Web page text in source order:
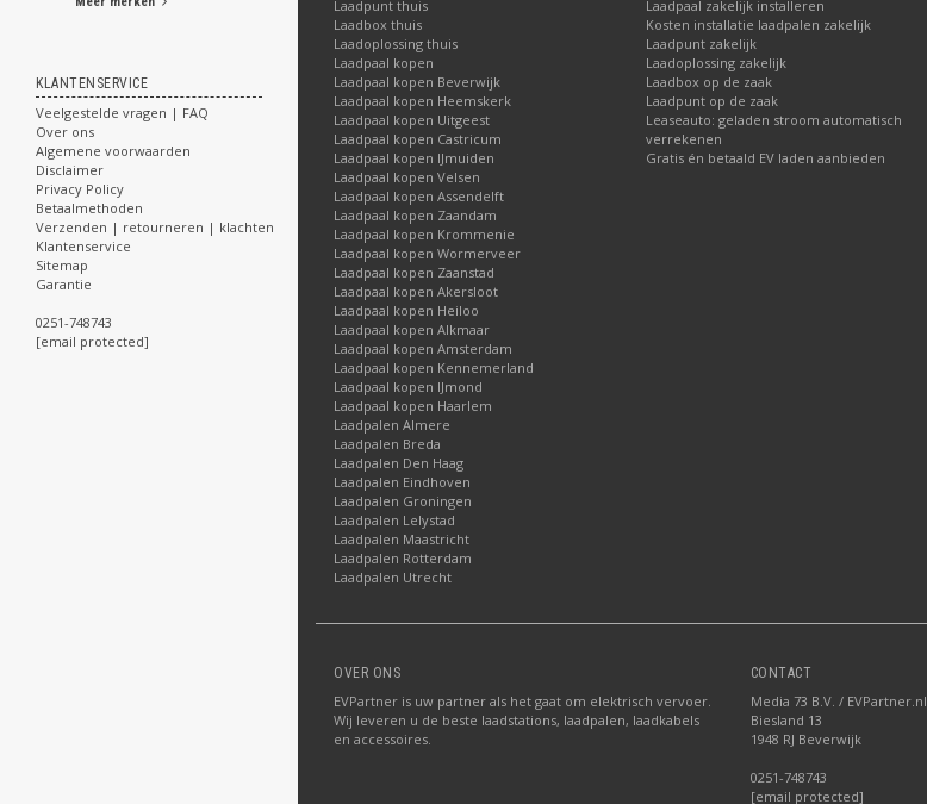
KLANTENSERVICE
Veelgestelde vragen | FAQ
Over ons
Algemene voorwaarden
Disclaimer
Privacy Policy
Betaalmethoden
Verzenden | retourneren | klachten
Klantenservice
Sitemap
Garantie
0251-748743
[email protected]
Laadpunt thuis
Laadbox thuis
Laadoplossing thuis
Laadpaal kopen
Laadpaal kopen Beverwijk
Laadpaal kopen Heemskerk
Laadpaal kopen Uitgeest
Laadpaal kopen Castricum
Laadpaal kopen IJmuiden
Laadpaal kopen Velsen
Laadpaal kopen Assendelft
Laadpaal kopen Zaandam
Laadpaal kopen Krommenie
Laadpaal kopen Wormerveer
Laadpaal kopen Zaanstad
Laadpaal kopen Akersloot
Laadpaal kopen Heiloo
Laadpaal kopen Alkmaar
Laadpaal kopen Amsterdam
Laadpaal kopen Kennemerland
Laadpaal kopen IJmond
Laadpaal kopen Haarlem
Laadpalen Almere
Laadpalen Breda
Laadpalen Den Haag
Laadpalen Eindhoven
Laadpalen Groningen
Laadpalen Lelystad
Laadpalen Maastricht
Laadpalen Rotterdam
Laadpalen Utrecht
Laadpaal zakelijk installeren
Kosten installatie laadpalen zakelijk
Laadpunt zakelijk
Laadoplossing zakelijk
Laadbox op de zaak
Laadpunt op de zaak
Leaseauto: geladen stroom automatisch
verrekenen
Gratis én betaald EV laden aanbieden
OVER ONS
EVPartner is uw partner als het gaat om elektrisch vervoer.
Wij leveren u de beste laadstations, laadpalen, laadkabels
en accessoires.
CONTACT
Media 73 B.V. / EVPartner.nl
Biesland 13
1948 RJ Beverwijk
0251-748743
[email protected]